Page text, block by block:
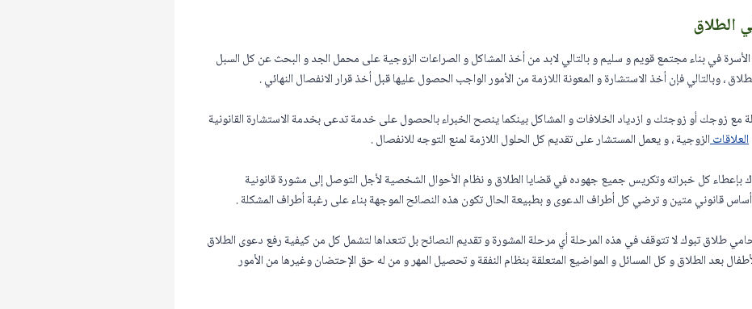
الطلاق
في بناء مجتمع قويم و سليم و بالتالي لابد من أخذ المشاكل و الصراعات الزوجية على محمل الجد و البحث عن كل السبل
، وبالتالي فإن أخذ الاستشارة و المعونة اللازمة من الأمور الواجب الحصول عليها قبل أخذ قرار الانفصال النهائي .
زوجك أو زوجتك و ازدياد الخلافات و المشاكل بينكما ينصح الخبراء بالحصول على خدمة تدعى بخدمة الاستشارة القانونية
العلاقاتالزوجية ، و يعمل المستشار على تقديم كل الحلول اللازمة لمنع التوجه للانفصال .
كل خبراته وتكريس جميع جهوده في قضايا الطلاق و نظام الأحوال الشخصية لأجل التوصل إلى مشورة قانونية
قانوني متين و ترضي كل أطراف الدعوى و بطبيعة الحال تكون هذه النصائح الموجهة بناء على رغبة أطراف المشكلة .
طلاق تبوك لا تتوقف في هذه المرحلة أي مرحلة المشورة و تقديم النصائح بل تتعداها لتشمل كل من كيفية رفع دعوى الطلاق
بعد الطلاق و كل المسائل و المواضيع المتعلقة بنظام النفقة و تحصيل المهر و من له حق الإحتضان وغيرها من الأمور